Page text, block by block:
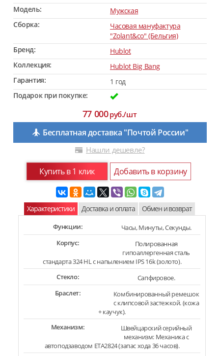
Модель:
Мужская
Сборка:
Часовая мануфактура
"Zolant&co" (Бельгия)
Бренд:
Hublot
Коллекция:
Hublot Big Bang
Гарантия:
1 год
Подарок при покупке:
77 000руб./шт
Бесплатная доставка "Почтой России"
Нашли дешевле?
Купить в 1 клик Добавить в корзину
Характеристики Доставка и оплата Обмен и возврат
Функции:
Часы, Минуты, Секунды.
Корпус:
Полированная
гипоаллергенная сталь
стандарта 324 HL с напылением IPS 16k (золото).
Стекло:
Сапфировое.
Браслет:
Комбинированный ремешок
с клипсовой застежкой. (кожа
+ каучук).
Механизм:
Швейцарский серийный
механизм: Механика с
автоподзаводом ETA2824 (запас хода 36 часов).